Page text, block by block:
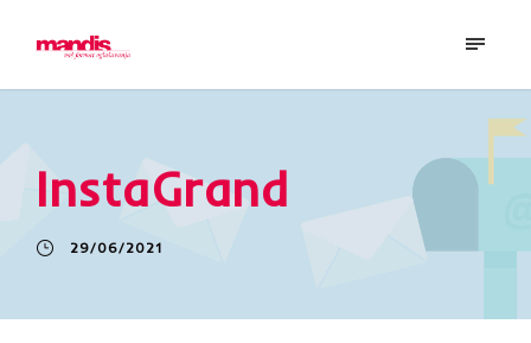
InstaGrand
29/06/2021